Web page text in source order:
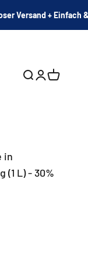
Versand + Einfach
Suche öffnen
in
(1 L) - 30%